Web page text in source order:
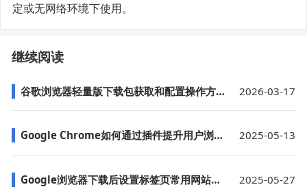
定或无网络环境下使用。
继续阅读
谷歌浏览器轻量版下载包获取和配置操作方法 2026-03-17
Google Chrome如何通过插件提升用户浏览体验 2025-05-13
Google浏览器下载后设置标签页常用网站自动加载 2025-05-27